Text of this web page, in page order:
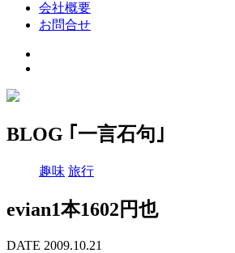
会社概要
お問合せ
BLOG ｢一言石句｣
趣味 旅行
evian1本1602円也
DATE 2009.10.21